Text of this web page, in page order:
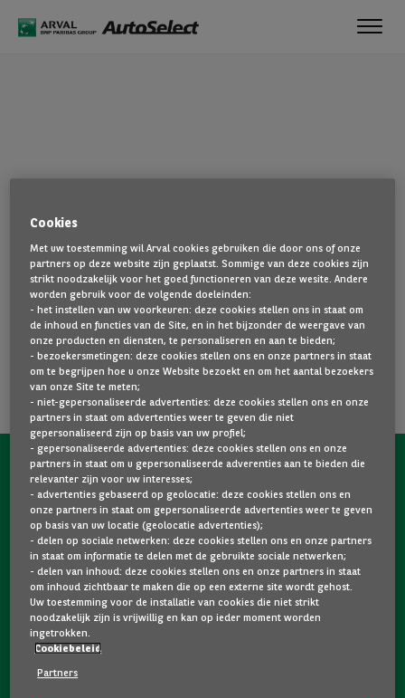
startpagina door hier te klikken.
TERUG NAAR DE STARTPAGINA
TOON AL ONZE VOERTUIGEN
NEEM NU CONTACT OP MET ONS!
Een vraag?
Wij zijn er voor u.
Hebt u graag meer informatie over een model dat u
bevalt? Twijfelt u tussen twee tweedehandswagens?
Neem dan zeker contact op met ons. Wij staan klaar om
uw vragen te beantwoorden en u te helpen bij uw keuze.
Cookies
Met uw toestemming wil Arval cookies gebruiken die door ons of onze
partners op deze website zijn geplaatst. Sommige van deze cookies zijn
strikt noodzakelijk voor het goed functioneren van deze wesite. Andere
worden gebruik voor de volgende doeleinden:
- het instellen van uw voorkeuren: deze cookies stellen ons in staat om
de inhoud en functies van de Site, en in het bijzonder de weergave van
onze producten en diensten, te personaliseren en aan te bieden;
- bezoekersmetingen: deze cookies stellen ons en onze partners in staat
om te begrijpen hoe u onze Website bezoekt en om het aantal bezoekers
van onze Site te meten;
- niet-gepersonaliseerde advertenties: deze cookies stellen ons en onze
partners in staat om advertenties weer te geven die niet
gepersonaliseerd zijn op basis van uw profiel;
- gepersonaliseerde advertenties: deze cookies stellen ons en onze
partners in staat om u gepersonaliseerde adverenties aan te bieden die
relevanter zijn voor uw interesses;
- advertenties gebaseerd op geolocatie: deze cookies stellen ons en
onze partners in staat om gepersonaliseerde advertenties weer te geven
op basis van uw locatie (geolocatie advertenties);
- delen op sociale netwerken: deze cookies stellen ons en onze partners
in staat om informatie te delen met de gebruikte sociale netwerken;
- delen van inhoud: deze cookies stellen ons en onze partners in staat
om inhoud zichtbaar te maken die op een externe site wordt gehost.
Uw toestemming voor de installatie van cookies die niet strikt
noodzakelijk zijn is vrijwillig en kan op ieder moment worden
ingetrokken.
Cookiebeleid
Partners